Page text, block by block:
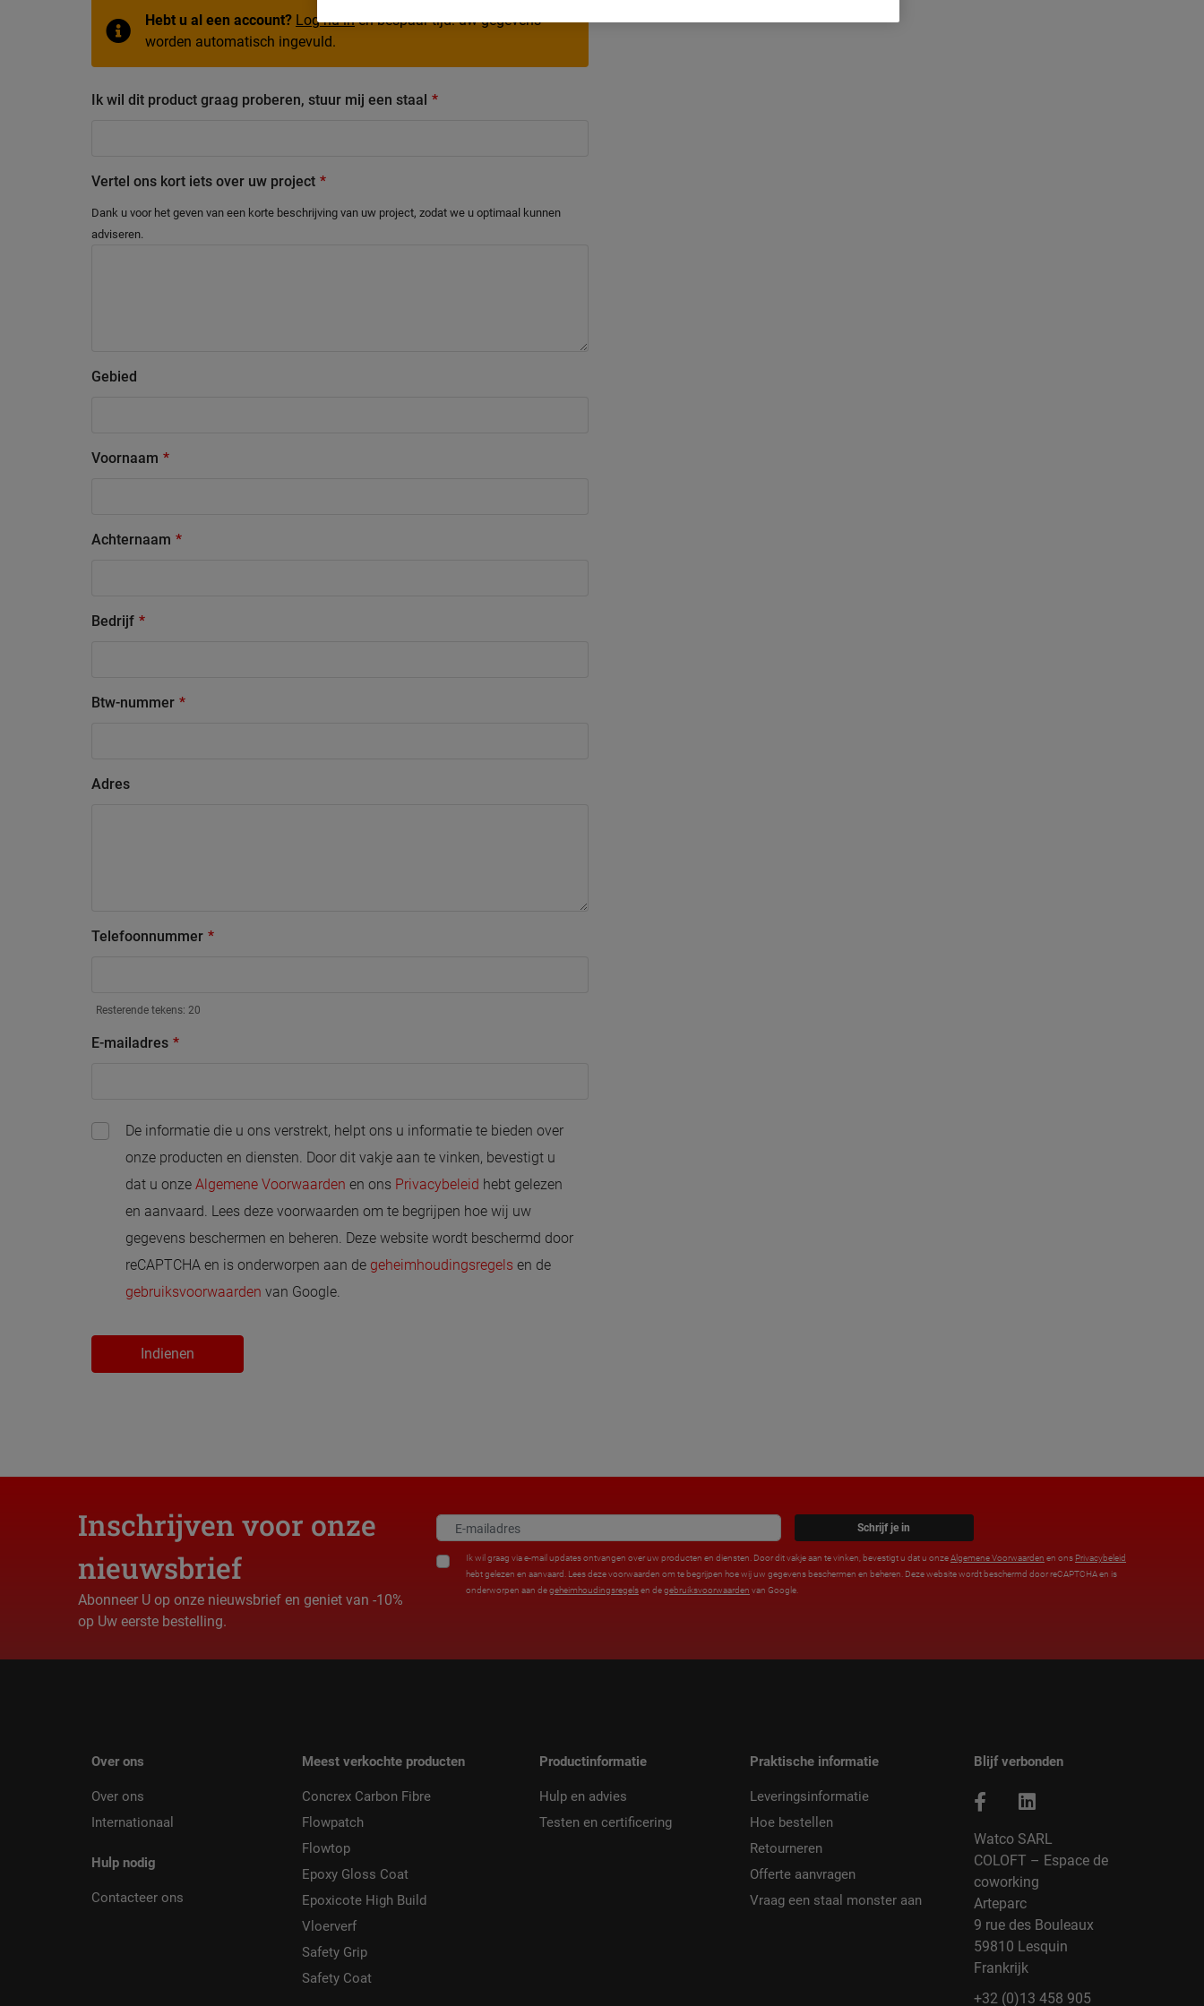
Hebt u al een account? Log nu inen bespaar tijd: uw gegevens
worden automatisch ingevuld.
Ik wil dit product graag proberen, stuur mij een staal
Vertel ons kort iets over uw project
Dank u voor het geven van een korte beschrijving van uw project, zodat we u optimaal kunnen
adviseren.
Gebied
Voornaam
Achternaam
Bedrijf
Btw-nummer
Adres
Telefoonnummer
Resterende tekens: 20
E-mailadres
De informatie die u ons verstrekt, helpt ons u informatie te bieden over
onze producten en diensten. Door dit vakje aan te vinken, bevestigt u
dat u onze Algemene Voorwaarden en ons Privacybeleid hebt gelezen
en aanvaard. Lees deze voorwaarden om te begrijpen hoe wij uw
gegevens beschermen en beheren. Deze website wordt beschermd door
reCAPTCHA en is onderworpen aan de geheimhoudingsregels en de
gebruiksvoorwaarden van Google.
Indienen
Inschrijven voor onze
nieuwsbrief
Abonneer U op onze nieuwsbrief en geniet van -10%
op Uw eerste bestelling.
Schrijf je in
Ik wil graag via e-mail updates ontvangen over uw producten en diensten. Door dit vakje aan te vinken, bevestigt u dat u onzeAlgemene Voorwaarden en ons Privacybeleid
hebt gelezen en aanvaard. Lees deze voorwaarden om te begrijpen hoe wij uw gegevens beschermen en beheren. Deze website wordt beschermd door reCAPTCHA en is
onderworpen aan degeheimhoudingsregelsen degebruiksvoorwaarden van Google.
Over ons
Over ons
Internationaal
Hulp nodig
Contacteer ons
Meest verkochte producten
Concrex Carbon Fibre
Flowpatch
Flowtop
Epoxy Gloss Coat
Epoxicote High Build
Vloerverf
Safety Grip
Safety Coat
Productinformatie
Hulp en advies
Testen en certificering
Praktische informatie
Leveringsinformatie
Hoe bestellen
Retourneren
Offerte aanvragen
Vraag een staal monster aan
Blijf verbonden
Watco SARL
COLOFT – Espace de
coworking
Arteparc
9 rue des Bouleaux
59810 Lesquin
Frankrijk
+32 (0)13 458 905